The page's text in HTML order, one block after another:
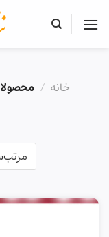
خانه /